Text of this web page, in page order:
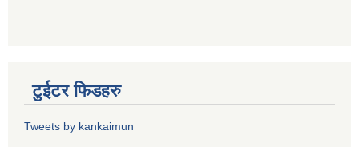
टुईटर फिडहरु
Tweets by kankaimun